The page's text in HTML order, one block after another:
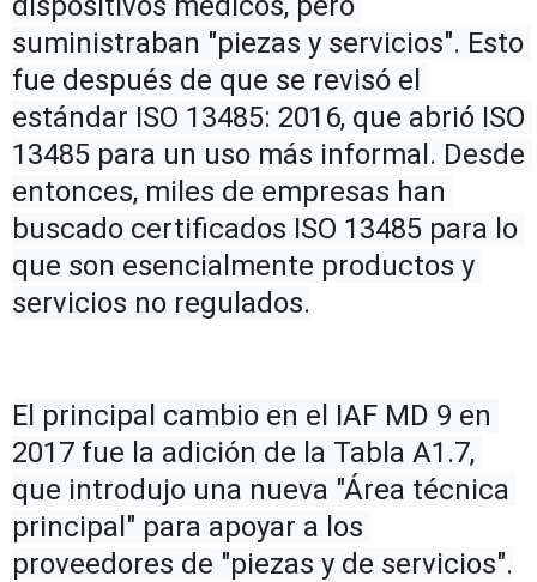
suministraban "piezas y servicios". Esto
fue después de que se revisó el
estándar ISO 13485: 2016, que abrió ISO
13485 para un uso más informal. Desde
entonces, miles de empresas han
buscado certificados ISO 13485 para lo
que son esencialmente productos y
servicios no regulados.
El principal cambio en el IAF MD 9 en
2017 fue la adición de la Tabla A1.7,
que introdujo una nueva "Área técnica
principal" para apoyar a los
proveedores de "piezas y de servicios".